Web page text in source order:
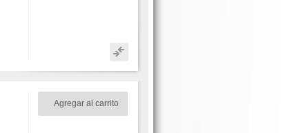
Agregar al carrito